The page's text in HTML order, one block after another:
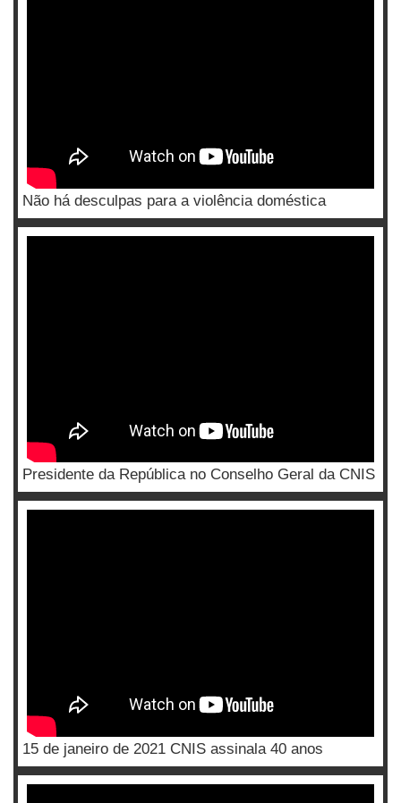
Não há desculpas para a violência doméstica
Presidente da República no Conselho Geral da CNIS
15 de janeiro de 2021 CNIS assinala 40 anos